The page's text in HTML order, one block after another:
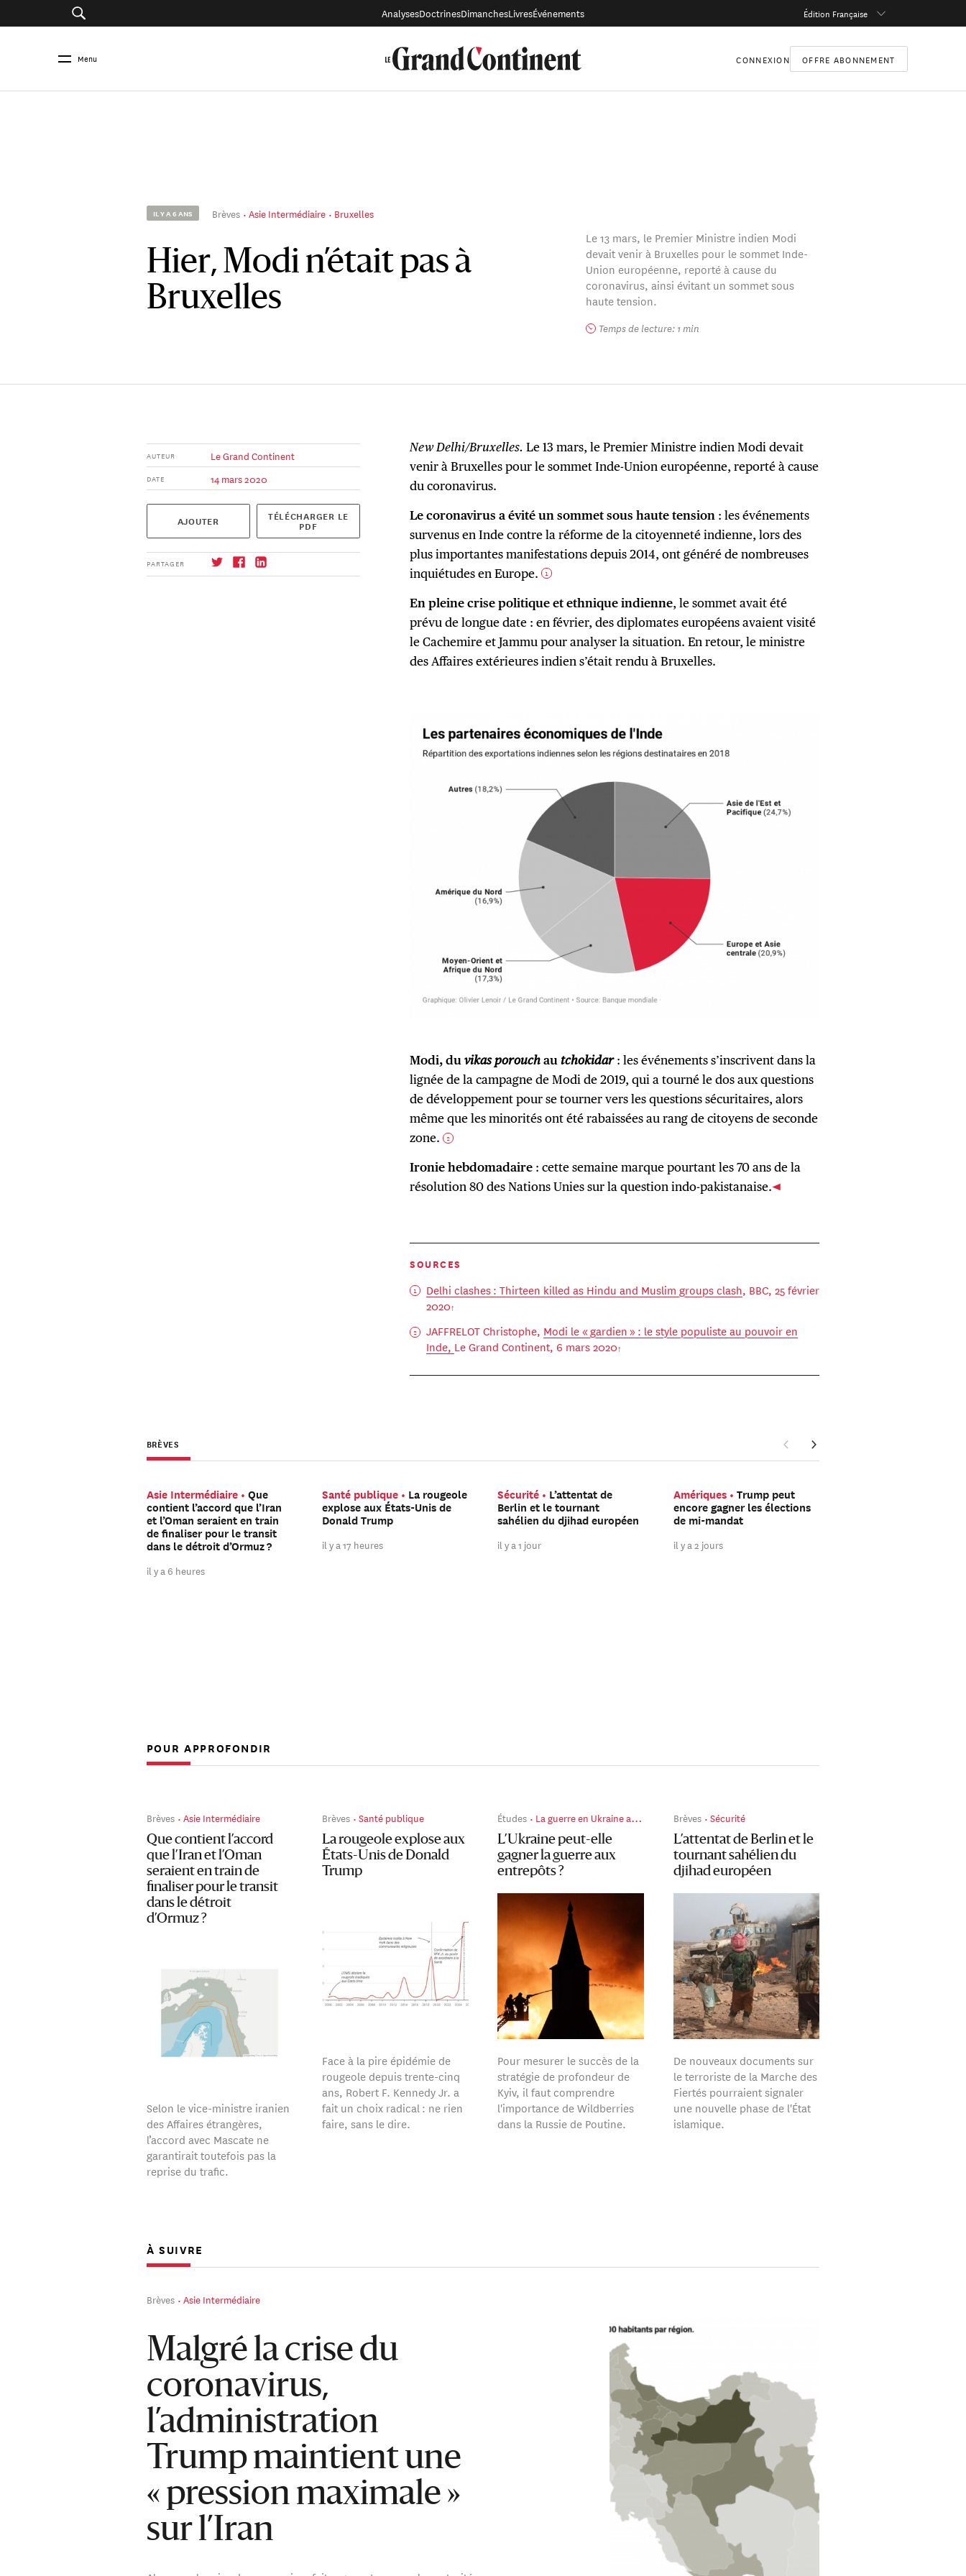
AnalysesDoctrinesDimanchesLivresÉvénements Édition Française
Menu CONNEXION OFFRE ABONNEMENT
IL Y A 6 ANS Brèves Asie Intermédiaire Bruxelles
Hier, Modi n’était pas à
Bruxelles
Le 13 mars, le Premier Ministre indien Modi
devait venir à Bruxelles pour le sommet Inde-
Union européenne, reporté à cause du
coronavirus, ainsi évitant un sommet sous
haute tension.
Temps de lecture: 1 min
AUTEUR Le Grand Continent
DATE 14 mars 2020
AJOUTER TÉLÉCHARGER LE
PDF
PARTAGER
New Delhi/Bruxelles. Le 13 mars, le Premier Ministre indien Modi devait
venir à Bruxelles pour le sommet Inde-Union européenne, reporté à cause
du coronavirus.
Le coronavirus a évité un sommet sous haute tension : les événements
survenus en Inde contre la réforme de la citoyenneté indienne, lors des
plus importantes manifestations depuis 2014, ont généré de nombreuses
inquiétudes en Europe. 1
En pleine crise politique et ethnique indienne, le sommet avait été
prévu de longue date : en février, des diplomates européens avaient visité
le Cachemire et Jammu pour analyser la situation. En retour, le ministre
des Affaires extérieures indien s’était rendu à Bruxelles.
Modi, duvikas porouchautchokidar: les événements s’inscrivent dans la
lignée de la campagne de Modi de 2019, qui a tourné le dos aux questions
de développement pour se tourner vers les questions sécuritaires, alors
même que les minorités ont été rabaissées au rang de citoyens de seconde
zone. 2
Ironie hebdomadaire : cette semaine marque pourtant les 70 ans de la
résolution 80 des Nations Unies sur la question indo-pakistanaise.
SOURCES
Delhi clashes : Thirteen killed as Hindu and Muslim groups clash, BBC, 25 février
2020
JAFFRELOT Christophe, Modi le « gardien » : le style populiste au pouvoir en
Inde, Le Grand Continent, 6 mars 2020
BRÈVES
Asie Intermédiaire
Que
contient l’accord que l’Iran
et l’Oman seraient en train
de finaliser pour le transit
dans le détroit d’Ormuz ?
il y a 6 heures
Santé publique
La rougeole
explose aux États-Unis de
Donald Trump
il y a 17 heures
Sécurité
L’attentat de
Berlin et le tournant
sahélien du djihad européen
il y a 1 jour
Amériques
Trump peut
encore gagner les élections
de mi-mandat
il y a 2 jours
POUR APPROFONDIR
Brèves Asie Intermédiaire
Que contient l’accord
que l’Iran et l’Oman
seraient en train de
finaliser pour le transit
dans le détroit
d’Ormuz ?
Selon le vice-ministre iranien
des Affaires étrangères,
l’accord avec Mascate ne
garantirait toutefois pas la
reprise du trafic.
Brèves Santé publique
La rougeole explose aux
États-Unis de Donald
Trump
Face à la pire épidémie de
rougeole depuis trente-cinq
ans, Robert F. Kennedy Jr. a
fait un choix radical : ne rien
faire, sans le dire.
Études La guerre en Ukraine au jour le jour
L’Ukraine peut-elle
gagner la guerre aux
entrepôts ?
Pour mesurer le succès de la
stratégie de profondeur de
Kyiv, il faut comprendre
l'importance de Wildberries
dans la Russie de Poutine.
Brèves Sécurité
L’attentat de Berlin et le
tournant sahélien du
djihad européen
De nouveaux documents sur
le terroriste de la Marche des
Fiertés pourraient signaler
une nouvelle phase de l'État
islamique.
À SUIVRE
Brèves Asie Intermédiaire
Malgré la crise du
coronavirus,
l’administration
Trump maintient une
« pression maximale »
sur l’Iran